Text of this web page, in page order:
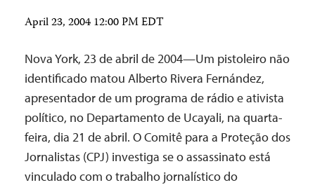
April 23, 2004 12:00 PM EDT
Nova York, 23 de abril de 2004—Um pistoleiro não
identificado matou Alberto Rivera Fernández,
apresentador de um programa de rádio e ativista
político, no Departamento de Ucayali, na quarta-
feira, dia 21 de abril. O Comitê para a Proteção dos
Jornalistas (CPJ) investiga se o assassinato está
vinculado com o trabalho jornalístico do